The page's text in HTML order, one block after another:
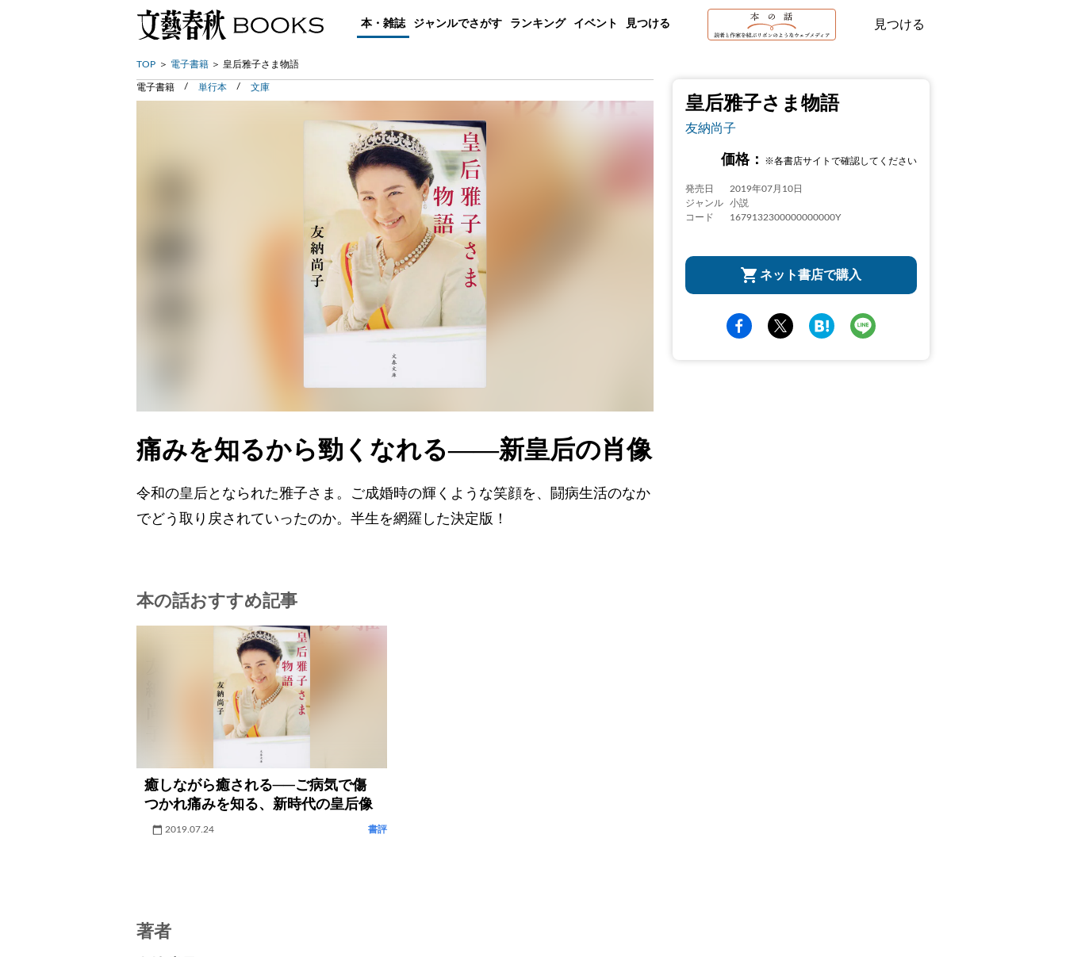
本・雑誌 ジャンルでさがす ランキング イベント 見つける 見つける
TOP 電子書籍 皇后雅子さま物語
皇后雅子さま物語
友納尚子
価格： ※各書店サイトで確認してください
発売日
2019年07月10日
ジャンル
小説
コード
1679132300000000000Y
ネット書店で購入
電子書籍 単行本 文庫
痛みを知るから勁くなれる――新皇后の肖像
令和の皇后となられた雅子さま。ご成婚時の輝くような笑顔を、闘病生活のなか
でどう取り戻されていったのか。半生を網羅した決定版！
本の話おすすめ記事
癒しながら癒される──ご病気で傷
つかれ痛みを知る、新時代の皇后像
2019.07.24 書評
著者